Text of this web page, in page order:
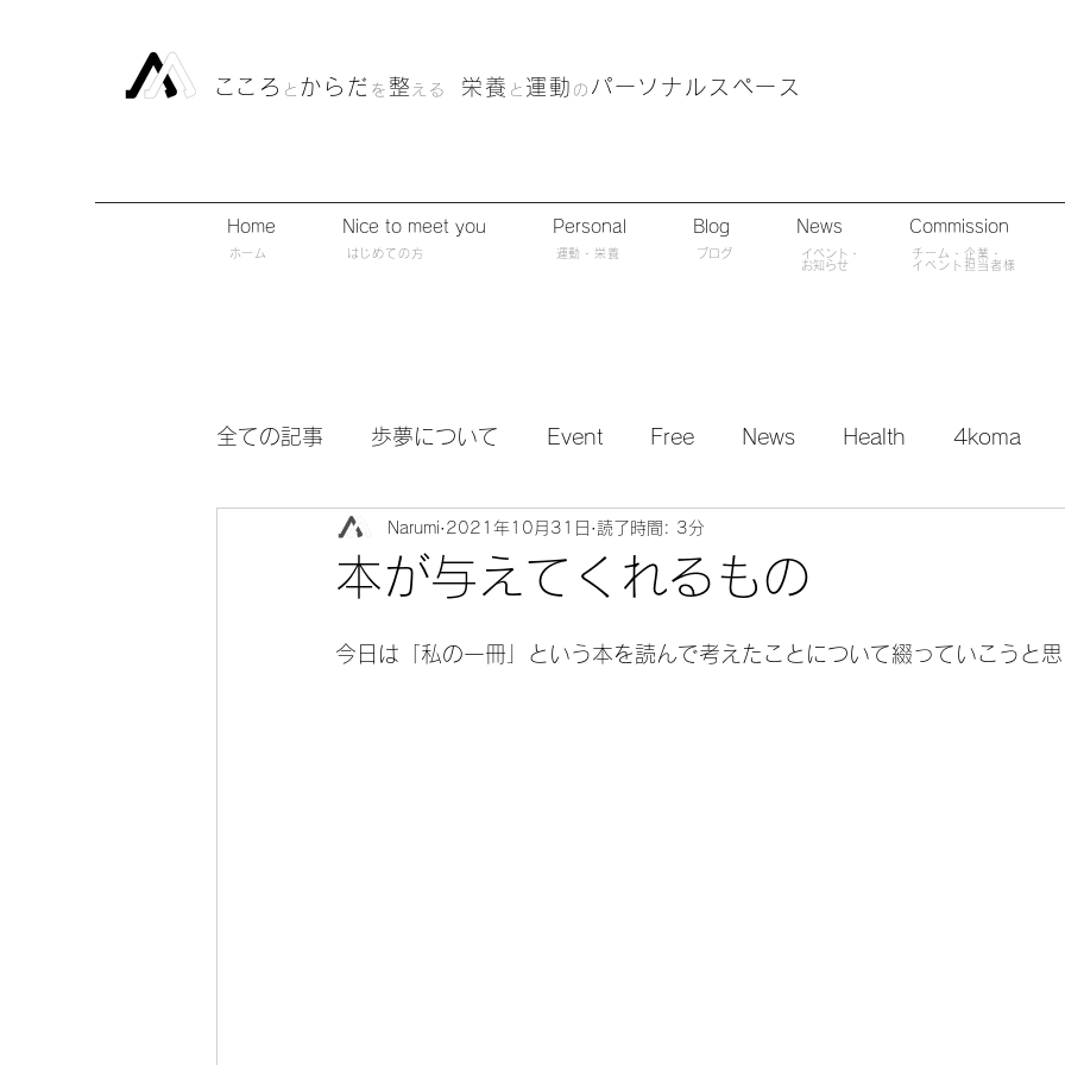
​こころ と からだ を 整 える 栄養 と 運動 の パーソナルスペース
Home Nice to meet you Personal Blog News Commission
​ホーム ​はじめての方 ​運動・栄養 ブログ
チーム・企業・
イベント担当者様
​イベント・
​お知らせ
全ての記事 歩夢について Event Free News Health 4koma
本が与えてくれるもの
Narumi 2021年10月31日 読了時間: 3分
今日は「私の一冊」という本を読んで考えたことについて綴っていこうと